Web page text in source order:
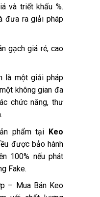
và triết khấu %.
đưa ra giải pháp
gạch giá rẻ, cao
là một giải pháp
không gian đa
chức năng, thư
phẩm tại Keo
được bảo hành
100% nếu phát
Fake.
– Mua Bán Keo